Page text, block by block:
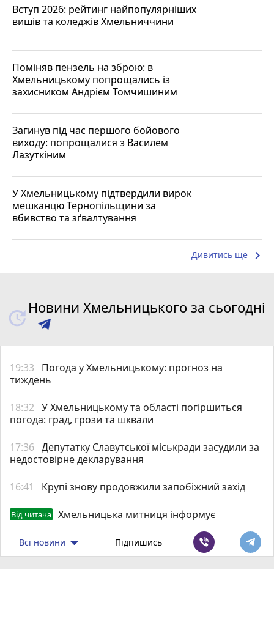
Вступ 2026: рейтинг найпопулярніших
вишів та коледжів Хмельниччини
Поміняв пензель на зброю: в
Хмельницькому попрощались із
захисником Андрієм Томчишиним
Загинув під час першого бойового
виходу: попрощалися з Василем
Лазуткіним
У Хмельницькому підтвердили вирок
мешканцю Тернопільщини за
вбивство та зґвалтування
Дивитись ще keyboard_arrow_right
Новини Хмельницького за сьогодні
19:33
Погода у Хмельницькому: прогноз на
тиждень
18:32 У Хмельницькому та області погіршиться
погода: град, грози та шквали
17:36 Депутатку Славутської міськради засудили за
недостовірне декларування
16:41 Крупі знову продовжили запобіжний захід
Від читача Хмельницька митниця інформує
Всі новини Підпишись